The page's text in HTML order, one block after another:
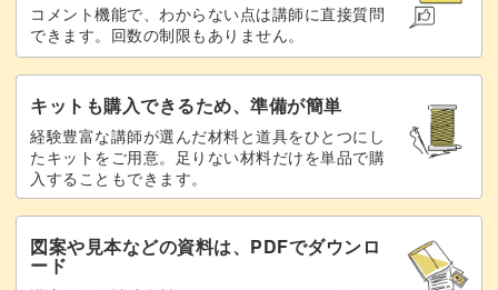
コメント機能で、わからない点は講師に直接質問
できます。回数の制限もありません。
キットも購入できるため、準備が簡単
経験豊富な講師が選んだ材料と道具をひとつにし
たキットをご用意。足りない材料だけを単品で購
入することもできます。
図案や見本などの資料は、PDFでダウンロ
ード